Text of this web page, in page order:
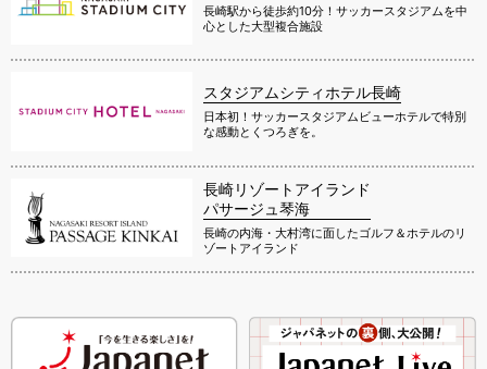
長崎駅から徒歩約10分！サッカースタジアムを中
心とした大型複合施設
スタジアムシティホテル長崎
日本初！サッカースタジアムビューホテルで特別
な感動とくつろぎを。
長崎リゾートアイランド
パサージュ琴海
長崎の内海・大村湾に面したゴルフ＆ホテルのリ
ゾートアイランド